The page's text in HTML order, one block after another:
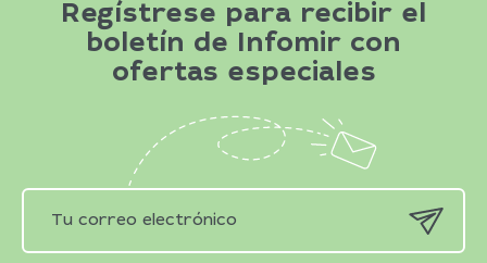
Regístrese para recibir el
boletín de Infomir con
ofertas especiales